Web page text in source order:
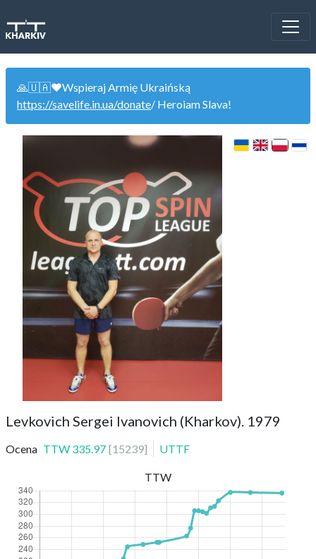
🙏🇺🇦❤️Wspieraj Armię Ukraińską
https://savelife.in.ua/donate/ Heroiam Slava!
Levkovich Sergei Ivanovich (Kharkov). 1979
Ocena TTW 335.97 [15239] UTTF
TTW